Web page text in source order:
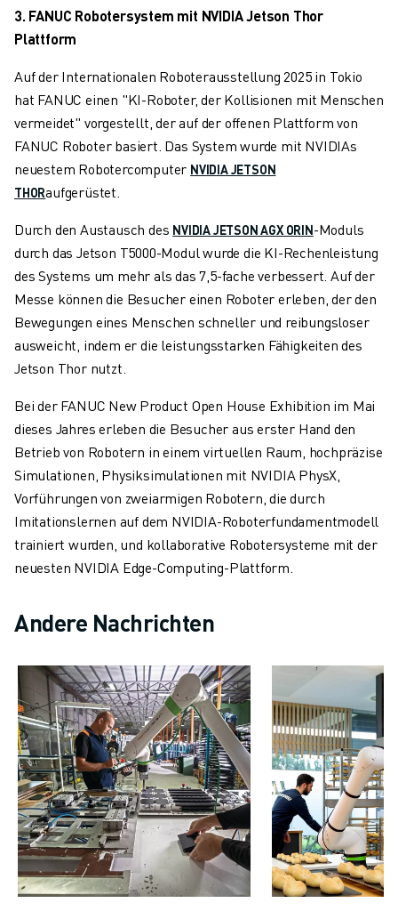
3. FANUC Robotersystem mit NVIDIA Jetson Thor
Plattform
Auf der Internationalen Roboterausstellung 2025 in Tokio
hat FANUC einen "KI-Roboter, der Kollisionen mit Menschen
vermeidet" vorgestellt, der auf der offenen Plattform von
FANUC Roboter basiert. Das System wurde mit NVIDIAs
neuestem Robotercomputer NVIDIA JETSON
THORaufgerüstet.
Durch den Austausch des NVIDIA JETSON AGX ORIN-Moduls
durch das Jetson T5000-Modul wurde die KI-Rechenleistung
des Systems um mehr als das 7,5-fache verbessert. Auf der
Messe können die Besucher einen Roboter erleben, der den
Bewegungen eines Menschen schneller und reibungsloser
ausweicht, indem er die leistungsstarken Fähigkeiten des
Jetson Thor nutzt.
Bei der FANUC New Product Open House Exhibition im Mai
dieses Jahres erleben die Besucher aus erster Hand den
Betrieb von Robotern in einem virtuellen Raum, hochpräzise
Simulationen, Physiksimulationen mit NVIDIA PhysX,
Vorführungen von zweiarmigen Robotern, die durch
Imitationslernen auf dem NVIDIA-Roboterfundamentmodell
trainiert wurden, und kollaborative Robotersysteme mit der
neuesten NVIDIA Edge-Computing-Plattform.
Andere Nachrichten